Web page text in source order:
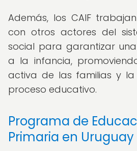
Además, los CAIF
con otros actores del
social para garantizar
a la infancia,
activa de las familias y
proceso educativo.
Programa de
Primaria en Uruguay